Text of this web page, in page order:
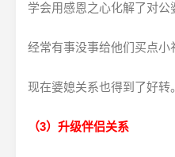
学会用感恩之心化解了对公
经常有事没事给他们买点小
现在婆媳关系也得到了好转。
（3）升级伴侣关系